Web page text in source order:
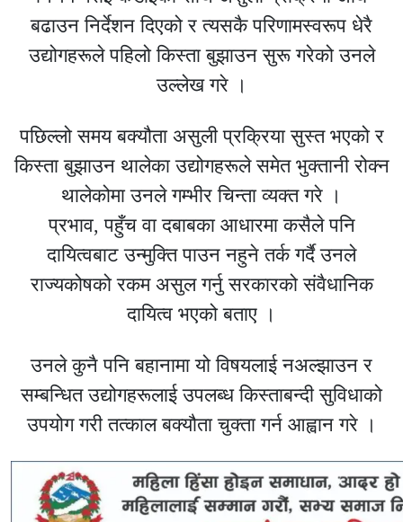
बढाउन निर्देशन दिएको र त्यसकै परिणामस्वरूप धेरै
उद्योगहरूले पहिलो किस्ता बुझाउन सुरू गरेको उनले
उल्लेख गरे ।
पछिल्लो समय बक्यौता असुली प्रक्रिया सुस्त भएको र
किस्ता बुझाउन थालेका उद्योगहरूले समेत भुक्तानी रोक्न
थालेकोमा उनले गम्भीर चिन्ता व्यक्त गरे ।
प्रभाव, पहुँच वा दबाबका आधारमा कसैले पनि
दायित्वबाट उन्मुक्ति पाउन नहुने तर्क गर्दै उनले
राज्यकोषको रकम असुल गर्नु सरकारको संवैधानिक
दायित्व भएको बताए ।
उनले कुनै पनि बहानामा यो विषयलाई नअल्झाउन र
सम्बन्धित उद्योगहरूलाई उपलब्ध किस्ताबन्दी सुविधाको
उपयोग गरी तत्काल बक्यौता चुक्ता गर्न आह्वान गरे ।